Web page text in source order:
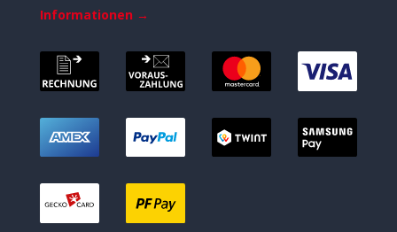
Informationen →